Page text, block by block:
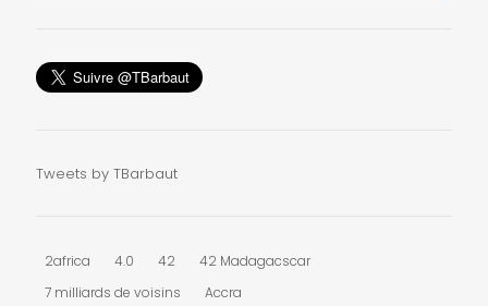
Tweets by TBarbaut
2africa 4.0 42
42 Madagacscar
7 milliards de voisins
Accra